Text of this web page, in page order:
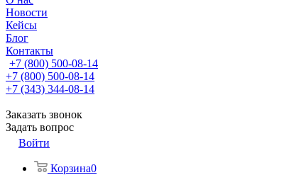
Новости
Кейсы
Блог
Контакты
+7 (800) 500-08-14
+7 (800) 500-08-14
+7 (343) 344-08-14
Заказать звонок
Задать вопрос
Войти
Корзина0